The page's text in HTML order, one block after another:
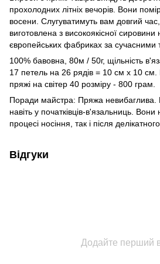
прохолодних літніх вечорів. Вони
восени. Слугуватимуть вам довгий
виготовлена ​​з високоякісної сировини
європейських фабриках за сучасними
100% бавовна, 80м / 50г, щільність
17 петель на 26 рядів = 10 см х 10 см.
пряжі на світер 40 розміру - 800 грам.
Поради майстра: Пряжа невибаглива.
навіть у початківців-в'язальниць.
процесі носіння, так і після
Відгуки
Додайте перший